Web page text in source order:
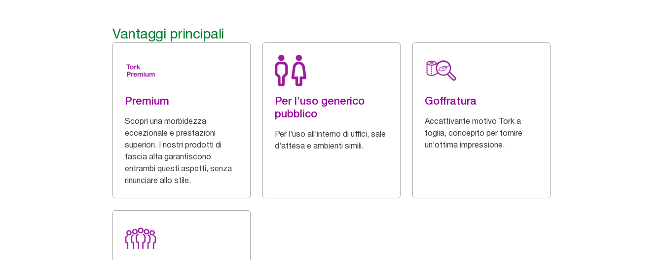
Vantaggi principali
Premium
Scopri una morbidezza
eccezionale e prestazioni
superiori. I nostri prodotti di
fascia alta garantiscono
entrambi questi aspetti, senza
rinunciare allo stile.
Per l’uso generico
pubblico
Per l’uso all’interno di uffici, sale
d’attesa e ambienti simili.
Goffratura
Accattivante motivo Tork a
foglia, concepito per fornire
un’ottima impressione.